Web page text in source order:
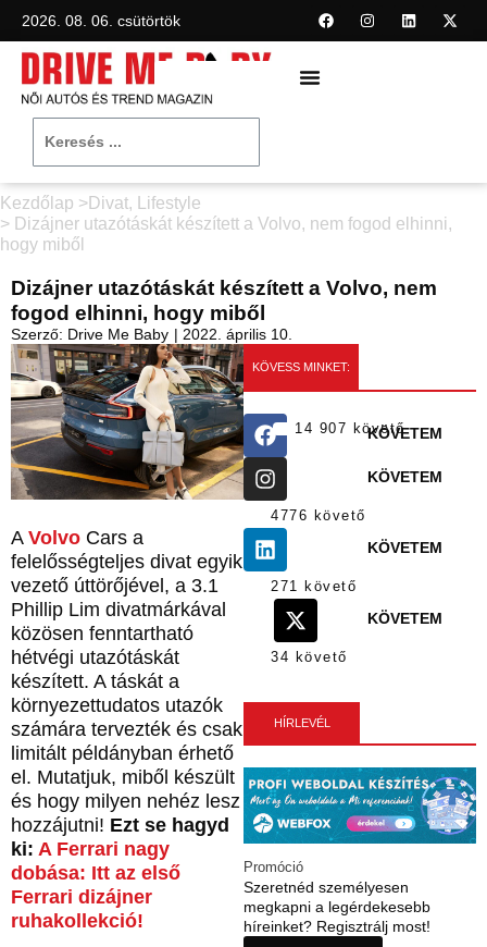
2026. 08. 06. csütörtök
Kezdőlap >Divat,
Lifestyle
> Dizájner utazótáskát készített a Volvo, nem fogod elhinni,
hogy miből
Dizájner utazótáskát készített a Volvo, nem
fogod elhinni, hogy miből
Szerző: Drive Me Baby | 2022. április 10.
A Volvo Cars a
felelősségteljes divat egyik
vezető úttörőjével, a 3.1
Phillip Lim divatmárkával
közösen fenntartható
hétvégi utazótáskát
készített. A táskát a
környezettudatos utazók
számára tervezték és csak
limitált példányban érhető
el. Mutatjuk, miből készült
és hogy milyen nehéz lesz
hozzájutni! Ezt se hagyd
ki: A Ferrari nagy
dobása: Itt az első
Ferrari dizájner
ruhakollekció!
KÖVESS MINKET:
14 907 követőKÖVETEM
4776 követő
KÖVETEM
271 követő
KÖVETEM
34 követő
KÖVETEM
HÍRLEVÉL
Szeretnéd személyesen
megkapni a legérdekesebb
híreinket? Regisztrálj most!
Promóció